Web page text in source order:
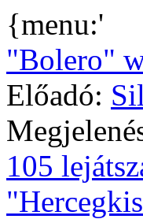
{menu:'
"Bolero"
Előadó:
105